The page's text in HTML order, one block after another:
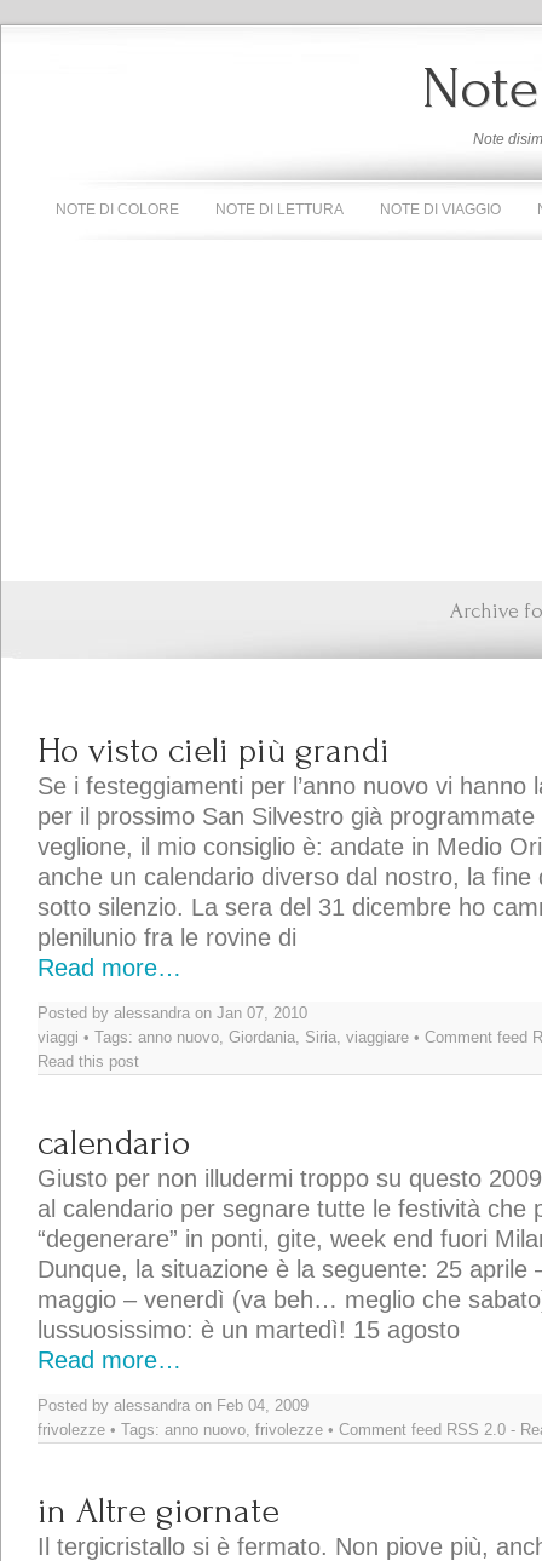
Note
NOTE DI COLORE NOTE DI LETTURA NOTE DI VIAGGIO
Archive
Ho visto cieli più grandi
Se i festeggiamenti per l’anno nuovo vi hanno
per il prossimo San Silvestro già programmate
veglione, il mio consiglio è: andate in Medio
anche un calendario diverso dal nostro, la fine
sotto silenzio. La sera del 31 dicembre ho
plenilunio fra le rovine di
Read more…
Posted by alessandra on Jan 07, 2010
viaggi • Tags: anno nuovo, Giordania, Siria, viaggiare • Comment feed
Read this post
calendario
Giusto per non illudermi troppo su questo
al calendario per segnare tutte le festività che
“degenerare” in ponti, gite, week end fuori
Dunque, la situazione è la seguente: 25
maggio – venerdì (va beh… meglio che
lussuosissimo: è un martedì! 15 agosto
Read more…
Posted by alessandra on Feb 04, 2009
frivolezze • Tags: anno nuovo, frivolezze • Comment feed RSS 2.0 -
in Altre giornate
Il tergicristallo si è fermato. Non piove più,